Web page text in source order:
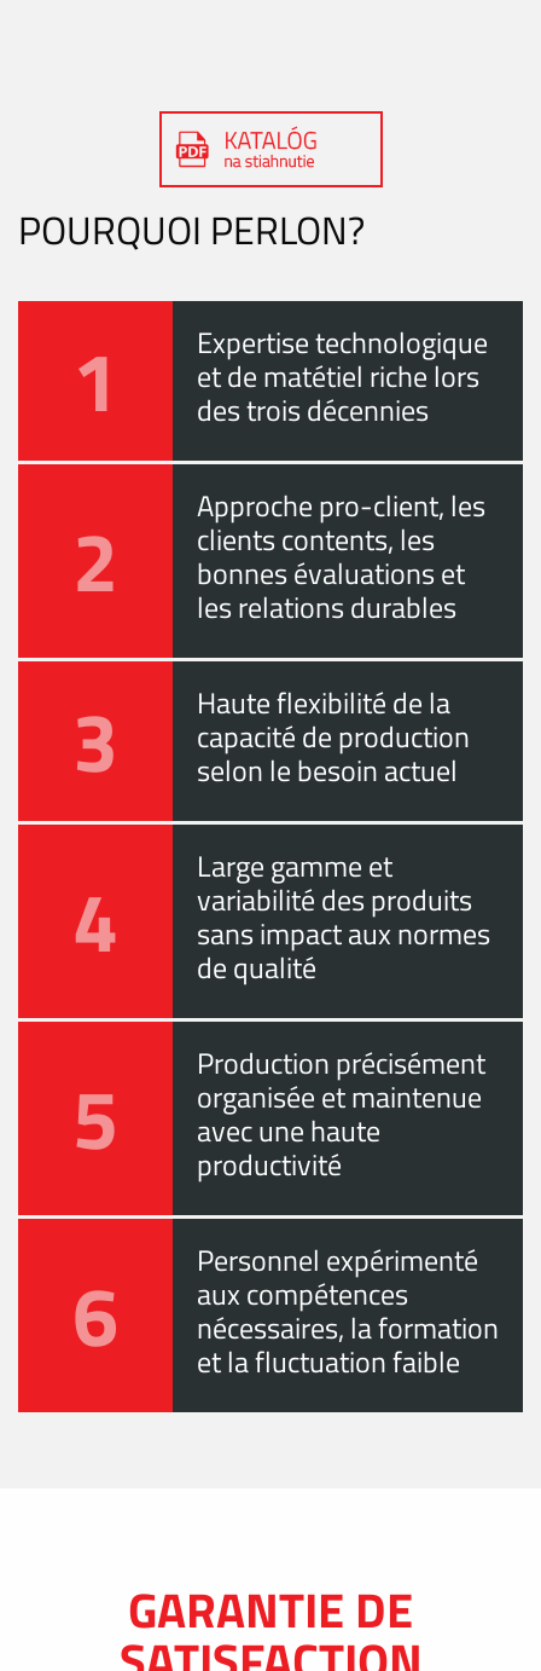
POURQUOI PERLON?
1 Expertise technologique
et de matétiel riche lors
des trois décennies
2 Approche pro-client, les
clients contents, les
bonnes évaluations et
les relations durables
3 Haute flexibilité de la
capacité de production
selon le besoin actuel
4 Large gamme et
variabilité des produits
sans impact aux normes
de qualité
5 Production précisément
organisée et maintenue
avec une haute
productivité
6 Personnel expérimenté
aux compétences
nécessaires, la formation
et la fluctuation faible
GARANTIE DE